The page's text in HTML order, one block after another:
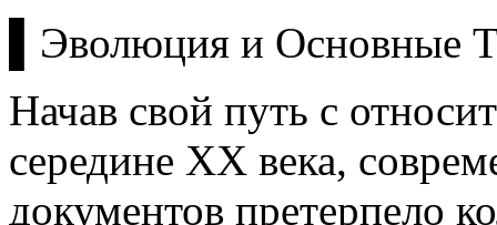
▌Эволюция и Основные
Начав свой путь с
середине XX века,
документов претерпело